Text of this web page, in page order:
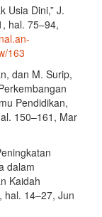
Usia Dini,” J.
hal. 75–94,
163
dan M. Surip,
Pendidikan,
150–161, Mar
dalam
Kaidah
hal. 14–27, Jun